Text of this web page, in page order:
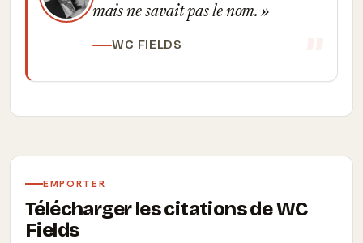
mais ne savait pas le nom.
WC FIELDS
EMPORTER
Télécharger les citations de WC
Fields